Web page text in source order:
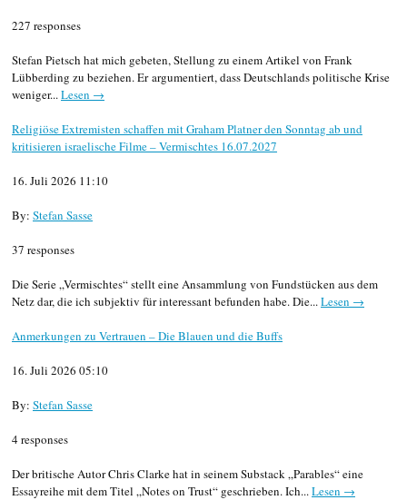
227 responses
Stefan Pietsch hat mich gebeten, Stellung zu einem Artikel von Frank
Lübberding zu beziehen. Er argumentiert, dass Deutschlands politische Krise
weniger... Lesen →
Religiöse Extremisten schaffen mit Graham Platner den Sonntag ab und
kritisieren israelische Filme – Vermischtes 16.07.2027
16. Juli 2026 11:10
By: Stefan Sasse
37 responses
Die Serie „Vermischtes“ stellt eine Ansammlung von Fundstücken aus dem
Netz dar, die ich subjektiv für interessant befunden habe. Die... Lesen →
Anmerkungen zu Vertrauen – Die Blauen und die Buffs
16. Juli 2026 05:10
By: Stefan Sasse
4 responses
Der britische Autor Chris Clarke hat in seinem Substack „Parables“ eine
Essayreihe mit dem Titel „Notes on Trust“ geschrieben. Ich... Lesen →